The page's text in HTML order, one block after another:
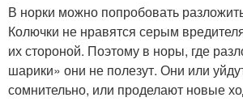
В норки можно попробовать
Колючки не нравятся серым
их стороной. Поэтому в норы, где
шарики» они не полезут. Они или
сомнительно, или проделают новые